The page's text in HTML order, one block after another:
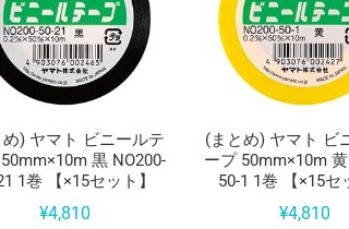
め) ヤマト ビニールテ
黒 NO200-
1巻 【×15セット】
¥4,810
(まとめ) ヤマト ビ
ープ 50mm×10m
50-1 1巻 【×15セ
¥4,810